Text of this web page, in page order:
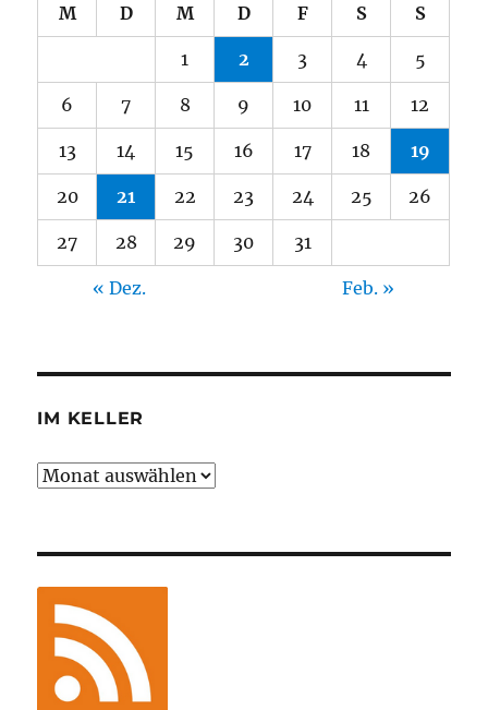
M D M D F S S
1 2 3 4 5
6 7 8 9 10 11 12
13 14 15 16 17 18 19
20 21 22 23 24 25 26
27 28 29 30 31
« Dez. Feb. »
IM KELLER
Im